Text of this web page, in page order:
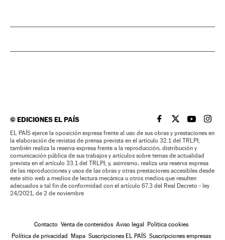
©EDICIONES EL PAÍS EL PAÍS BRASIL EN
EL PAÍSEL PAÍS
EL
EL PAÍS ejerce la oposición expresa frente al uso de sus obras y prestaciones en
la elaboración de revistas de prensa prevista en el artículo 32.1 del TRLPI;
también realiza la reserva expresa frente a la reproducción, distribución y
comunicación pública de sus trabajos y artículos sobre temas de actualidad
prevista en el artículo 33.1 del TRLPI; y, asimismo, realiza una reserva expresa
de las reproducciones y usos de las obras y otras prestaciones accesibles desde
este sitio web a medios de lectura mecánica u otros medios que resulten
adecuados a tal fin de conformidad con el artículo 67.3 del Real Decreto - ley
24/2021, de 2 de noviembre
Contacto Venta de contenidos Aviso legal
Política cookies
Política de privacidad
Mapa Suscripciones EL PAÍS Suscripciones empresas